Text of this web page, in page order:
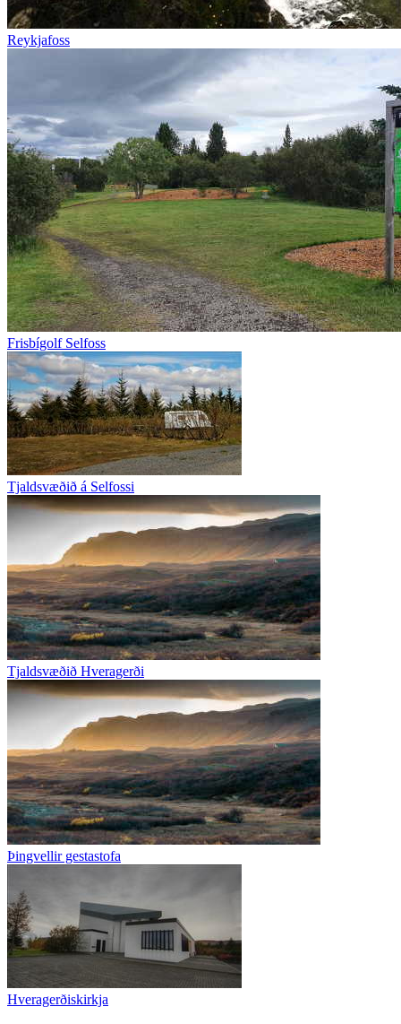
Reykjafoss
Frisbígolf Selfoss
Tjaldsvæðið á Selfossi
Tjaldsvæðið Hveragerði
Þingvellir gestastofa
Hveragerðiskirkja